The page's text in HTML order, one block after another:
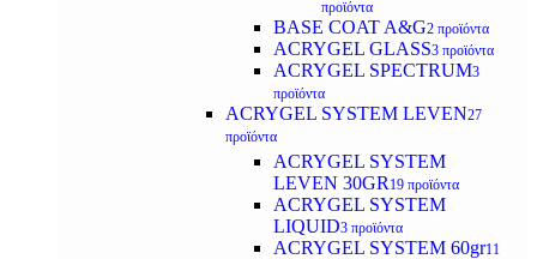
προϊόντα
BASE COAT A&G2 προϊόντα
ACRYGEL GLASS3 προϊόντα
ACRYGEL SPECTRUM3
προϊόντα
ACRYGEL SYSTEM LEVEN27
προϊόντα
ACRYGEL SYSTEM
LEVEN 30GR 19 προϊόντα
ACRYGEL SYSTEM
LIQUID3 προϊόντα
ACRYGEL SYSTEM 60gr11